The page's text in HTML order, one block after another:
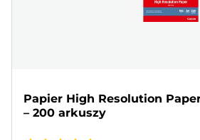
Papier High Resolution
– 200 arkuszy